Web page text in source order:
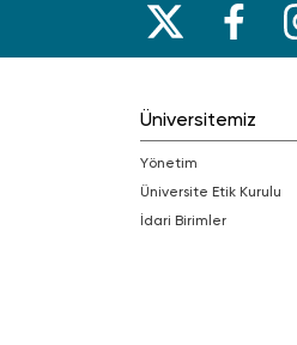
Üniversitemiz
Yönetim
Üniversite Etik Kurulu
İdari Birimler